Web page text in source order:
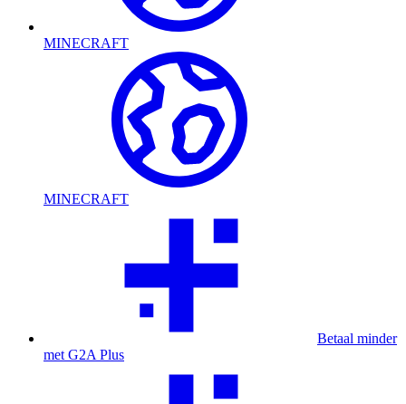
MINECRAFT
MINECRAFT
Betaal minder
met G2A Plus